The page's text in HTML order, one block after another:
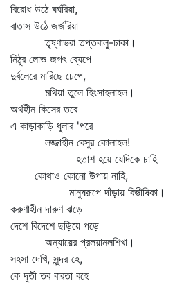
বিরোধ উঠে ঘর্ঘরিয়া,
বাতাস উঠে জর্জরিয়া
তৃষ্ণাভরা তপ্তবালু-ঢাকা।
নিঠুর লোভ জগৎ ব্যেপে
দুর্বলেরে মারিছে চেপে,
মথিয়া তুলে হিংসাহলাহল।
অর্থহীন কিসের তরে
এ কাড়াকাড়ি ধুলার 'পরে
লজ্জাহীন বেসুর কোলাহল!
হতাশ হয়ে যেদিকে চাহি
কোথাও কোনো উপায় নাহি,
মানুষরূপে দাঁড়ায় বিভীষিকা।
করুণাহীন দারুণ ঝড়ে
দেশে বিদেশে ছড়িয়ে পড়ে
অন্যায়ের প্রলয়ানলশিখা।
সহসা দেখি, সুন্দর হে,
কে দূতী তব বারতা বহে